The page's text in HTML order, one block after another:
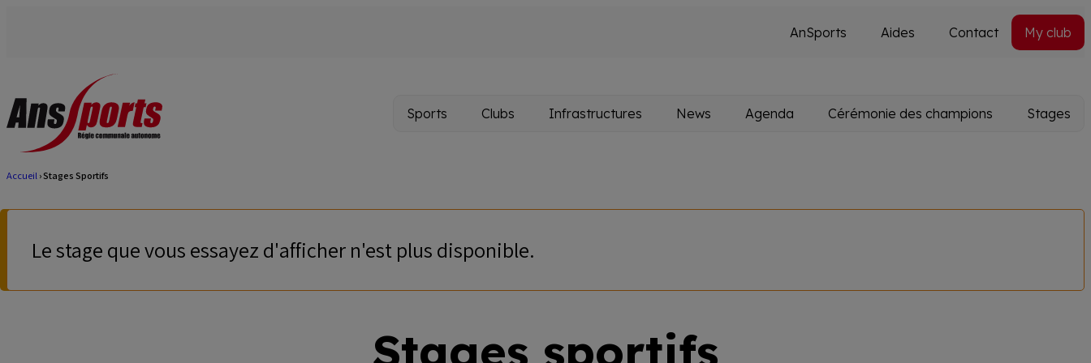
Secondary
AnSports Aides Contact
Utils
My club
Main
Sports Clubs Infrastructures News Agenda Cérémonie des champions Stages
Fil
d'Ariane
Accueil Stages Sportifs
Message
d'avertissement
Le stage que vous essayez d'afficher n'est plus disponible.
Stages sportifs